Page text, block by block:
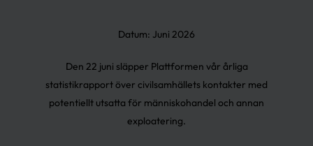
Datum: Juni 2026
Den 22 juni släpper Plattformen vår årliga
statistikrapport över civilsamhällets kontakter med
potentiellt utsatta för människohandel och annan
exploatering.